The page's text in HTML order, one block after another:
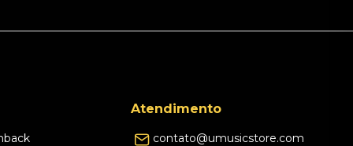
Atendimento
contato@umusicstore.com